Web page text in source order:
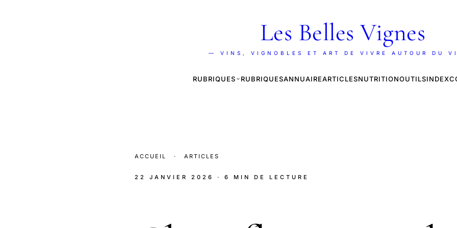
Les Belles Vignes
— VINS, VIGNOBLES ET ART DE VIVRE AUTOUR DU
RUBRIQUES RUBRIQUESANNUAIREARTICLESNUTRITIONOUTILSINDEX
ACCUEIL · ARTICLES
22 JANVIER 2026 · 6 MIN DE LECTURE